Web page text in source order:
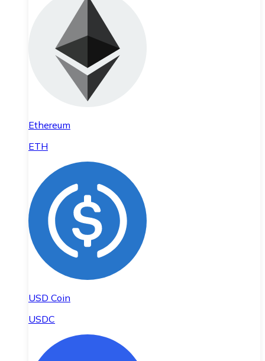
Ethereum
ETH
USD Coin
USDC